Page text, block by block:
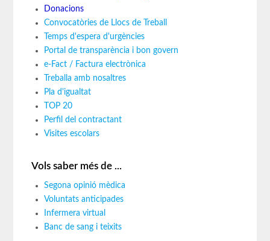
Donacions
Convocatòries de Llocs de Treball
Temps d'espera d'urgències
Portal de transparència i bon govern
e-Fact / Factura electrònica
Treballa amb nosaltres
Pla d'igualtat
TOP 20
Perfil del contractant
Visites escolars
Vols saber més de ...
Segona opinió mèdica
Voluntats anticipades
Infermera virtual
Banc de sang i teixits